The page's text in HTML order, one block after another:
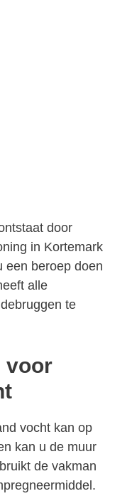
door
in Kortemark
een beroep doen
alle
te
voor
vocht kan op
kan u de muur
de vakman